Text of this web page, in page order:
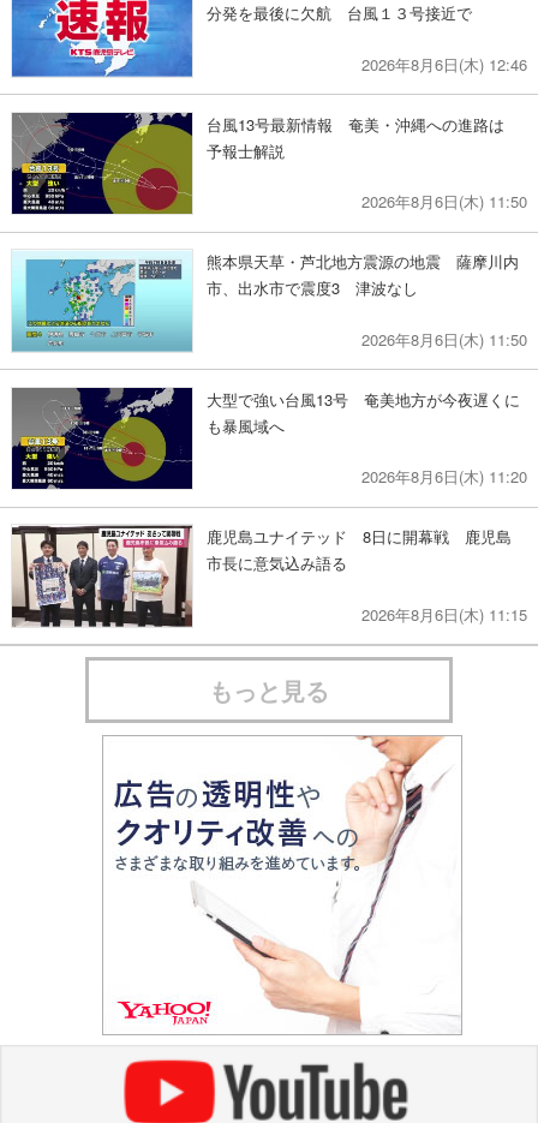
分発を最後に欠航 台風１３号接近で
2026年8月6日(木) 12:46
台風13号最新情報 奄美・沖縄への進路は
予報士解説
2026年8月6日(木) 11:50
熊本県天草・芦北地方震源の地震 薩摩川内
市、出水市で震度3 津波なし
2026年8月6日(木) 11:50
大型で強い台風13号 奄美地方が今夜遅くに
も暴風域へ
2026年8月6日(木) 11:20
鹿児島ユナイテッド 8日に開幕戦 鹿児島
市長に意気込み語る
2026年8月6日(木) 11:15
もっと見る